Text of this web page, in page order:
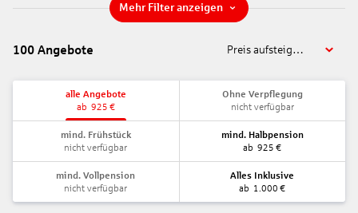
Mehr Filter anzeigen
100 Angebote Preis aufsteigend
alle Angebote
ab 925 €
Ohne Verpflegung
nicht verfügbar
mind. Frühstück
nicht verfügbar
mind. Halbpension
ab 925 €
mind. Vollpension
nicht verfügbar
Alles Inklusive
ab 1.000 €